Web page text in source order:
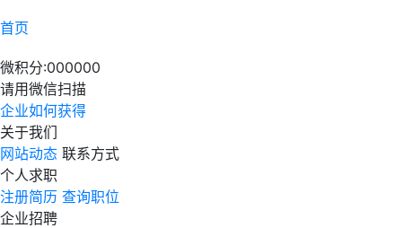
首页
微积分:000000
请用微信扫描
企业如何获得
关于我们
网站动态 联系方式
个人求职
注册简历 查询职位
企业招聘